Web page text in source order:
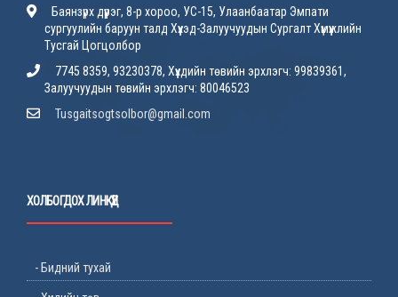
Баянзүрх дүүрэг, 8-р хороо, УС-15, Улаанбаатар Эмпати
сургуулийн баруун талд Хүүхэд-Залуучуудын Сургалт Хүмүүжлийн
Тусгай Цогцолбор
7745 8359, 93230378, Хүүхдийн төвийн эрхлэгч: 99839361,
Залуучуудын төвийн эрхлэгч: 80046523
Tusgaitsogtsolbor@gmail.com
ХОЛБОГДОХ ЛИНКҮҮД
- Бидний тухай